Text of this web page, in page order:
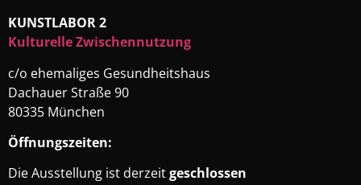
KUNSTLABOR 2
Kulturelle Zwischennutzung
c/o ehemaliges Gesundheitshaus
Dachauer Straße 90
80335 München
Öffnungszeiten:
Die Ausstellung ist derzeitgeschlossen